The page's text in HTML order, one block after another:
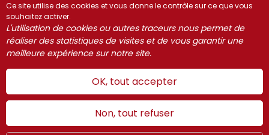
© Risoul 2021-2025 Mentions Légales
Partenaires
Gestion des cookies
Ce site utilise des cookies et vous donne le contrôle sur ce que vous
souhaitez activer.
L'utilisation de cookies ou autres traceurs nous permet de
réaliser des statistiques de visites et de vous garantir une
meilleure expérience sur notre site.
OK, tout accepter
Non, tout refuser